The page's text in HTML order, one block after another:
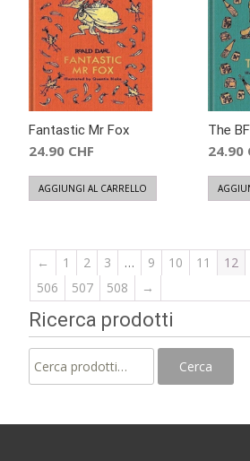
Fantastic Mr Fox
24.90 CHF
AGGIUNGI AL CARRELLO
The
24.90
← 1 2 3 … 9 10 11 12
506
507 508 →
Ricerca prodotti
Cerca: Cerca